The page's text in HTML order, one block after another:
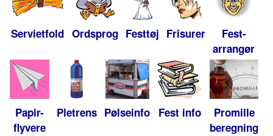
Servietfold Ordsprog Festtøj Frisurer
Fest-
arrangør
Papir-
flyvere
Pletrens Pølseinfo Fest info
Promille
beregning